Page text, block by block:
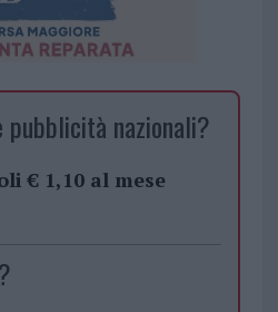
pubblicità nazionali?
€ 1,10 al mese